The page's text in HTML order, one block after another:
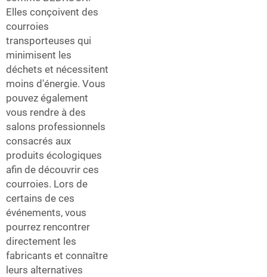
Elles conçoivent des
courroies
transporteuses qui
minimisent les
déchets et nécessitent
moins d'énergie. Vous
pouvez également
vous rendre à des
salons professionnels
consacrés aux
produits écologiques
afin de découvrir ces
courroies. Lors de
certains de ces
événements, vous
pourrez rencontrer
directement les
fabricants et connaître
leurs alternatives